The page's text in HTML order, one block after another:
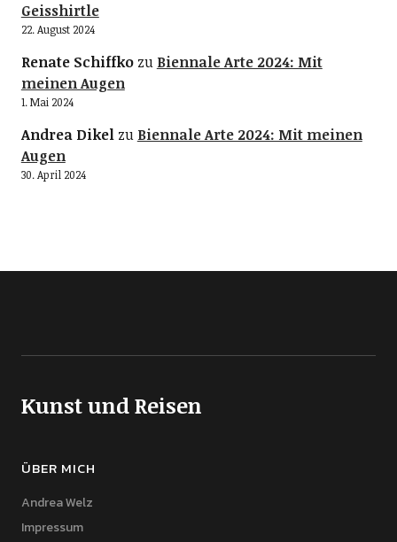
Geisshirtle
22. August 2024
Renate Schiffkozu Biennale Arte 2024: Mit
meinen Augen
1. Mai 2024
Andrea Dikelzu Biennale Arte 2024: Mit meinen
Augen
30. April 2024
Kunst und Reisen
ÜBER MICH
Andrea Welz
Impressum